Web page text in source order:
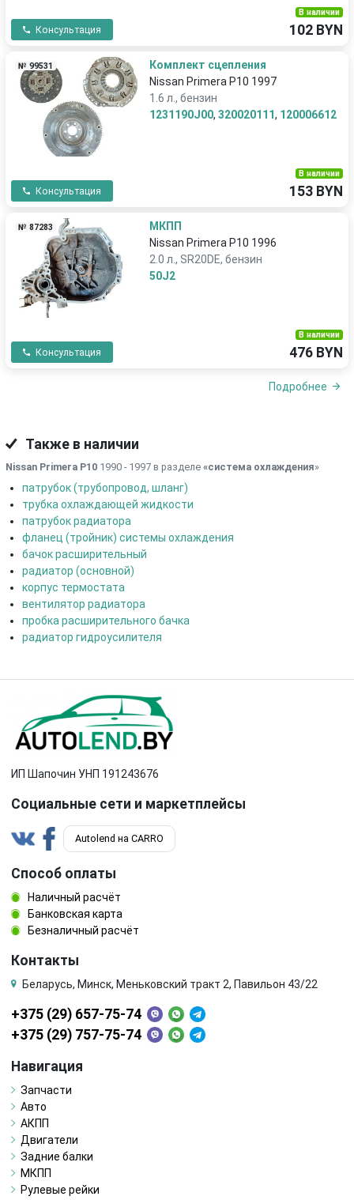
Консультация
В наличии
102 BYN
№ 99531
Комплект сцепления
Nissan Primera P10 1997
1.6 л., бензин
1231190J00, 320020111, 120006612
Консультация
В наличии
153 BYN
№ 87283
МКПП
Nissan Primera P10 1996
2.0 л., SR20DE, бензин
50J2
Консультация
В наличии
476 BYN
Подробнее
Также в наличии
Nissan Primera P10 1990 - 1997 в разделе «система охлаждения»
патрубок (трубопровод, шланг)
трубка охлаждающей жидкости
патрубок радиатора
фланец (тройник) системы охлаждения
бачок расширительный
радиатор (основной)
корпус термостата
вентилятор радиатора
пробка расширительного бачка
радиатор гидроусилителя
ИП Шапочин УНП 191243676
Социальные сети и маркетплейсы
Autolend на CARRO
Способ оплаты
Наличный расчёт
Банковская карта
Безналичный расчёт
Контакты
Беларусь, Минск, Меньковский тракт 2, Павильон 43/22
+375 (29) 657-75-74
+375 (29) 757-75-74
Навигация
Запчасти
Авто
АКПП
Двигатели
Задние балки
МКПП
Рулевые рейки